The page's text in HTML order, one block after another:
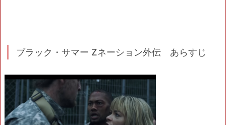
ブラック・サマー Zネーション外伝 あらすじ